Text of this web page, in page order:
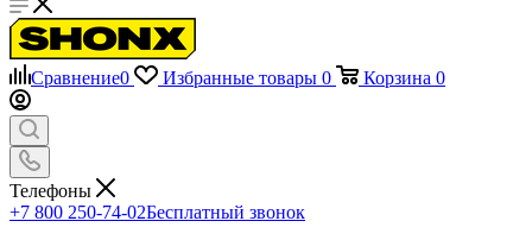
Сравнение0 Избранные товары 0 Корзина 0
Телефоны
+7 800 250-74-02Бесплатный звонок